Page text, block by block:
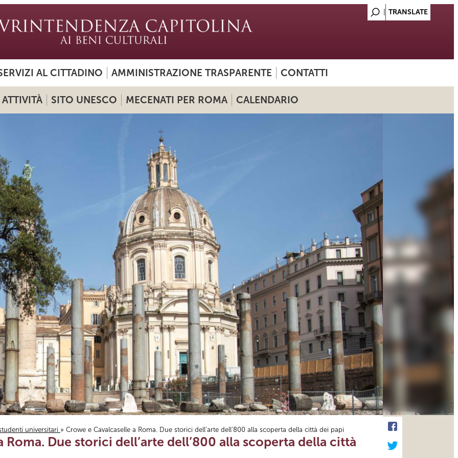
AL CITTADINO AMMINISTRAZIONE TRASPARENTE CONTATTI
ATTIVITÀ SITO UNESCO MECENATI PER ROMA CALENDARIO
universitari » Crowe e Cavalcaselle a Roma. Due storici dell’arte dell’800 alla scoperta della città dei papi
Roma. Due storici dell’arte dell’800 alla scoperta della città